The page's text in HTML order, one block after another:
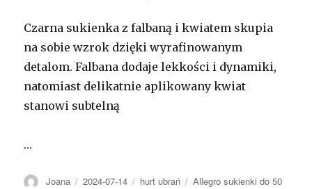
Czarna sukienka z falbaną i kwiatem skupia
na sobie wzrok dzięki wyrafinowanym
detalom. Falbana dodaje lekkości i dynamiki,
natomiast delikatnie aplikowany kwiat
stanowi subtelną
…
Autor
Joana Opublikowano
2024-07-14 Kategorie
hurt ubrań Tagi
Allegro sukienki do 50